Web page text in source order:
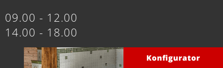
09.00 - 12.00
14.00 - 18.00